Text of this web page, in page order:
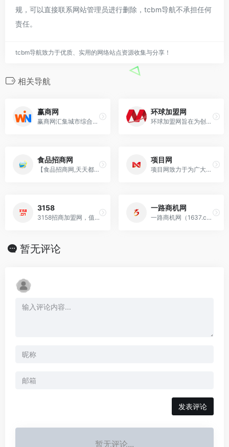
规，可以直接联系网站管理员进行删除，tcbm导航不承担任何
责任。
tcbm导航致力于优质、实用的网络站点资源收集与分享！
相关导航
赢商网
赢商网汇集城市综合体、购物中心、社区商业、商业街、奥特莱斯、旅游地产最新资讯，依托于分布全国的专业采编团队、强大的行业资源和数据优势，致力于为中国商业地产和零售
环球加盟网
环球加盟网旨在为创业者提供优秀的招商加盟创业项目，汇集全国优秀的创业连锁加盟品牌，其中包括餐饮连锁开店、教育加盟、家纺加盟、婴幼加盟等行业项目，提供行业品牌加盟
食品招商网
【食品招商网,天天都是糖酒会】专业的食品招商,食品代理网.是集饮料,休闲食品,方便食品,膨化食品,调味品,米面粮油,预制食材招商代理等信息为一体的综合平台.是食
项目网
项目网致力于为广大创业者提供全面的加盟资讯,是创业找项目的首选加盟网站。
3158
3158招商加盟网，值得信赖的招商加盟网，央视315晚会推荐加盟网。3158提供海量创业项目，加盟连锁商机、创业致富信息、招商、加盟、创业、致富、连锁开店找商机
一路商机网
一路商机网（1637.com）是一个为投资者甄选优质创业项目的连锁加盟网站，精选6000多个国内外知名连锁加盟品牌，日逾2000名创业者在线找项目，是广大投资者
暂无评论
发表评论
暂无评论...